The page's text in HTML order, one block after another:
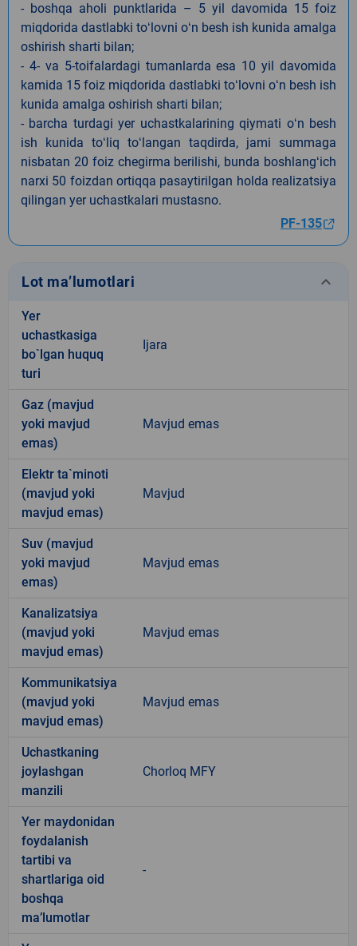
- boshqa aholi punktlarida – 5 yil davomida 15 foiz
miqdorida dastlabki toʻlovni oʻn besh ish kunida amalga
oshirish sharti bilan;
- 4- va 5-toifalardagi tumanlarda esa 10 yil davomida
kamida 15 foiz miqdorida dastlabki toʻlovni oʻn besh ish
kunida amalga oshirish sharti bilan;
- barcha turdagi yer uchastkalarining qiymati oʻn besh
ish kunida toʻliq toʻlangan taqdirda, jami summaga
nisbatan 20 foiz chegirma berilishi, bunda boshlangʻich
narxi 50 foizdan ortiqqa pasaytirilgan holda realizatsiya
qilingan yer uchastkalari mustasno.
PF-135
Lot ma’lumotlari keyboard_arrow_down
Yer
uchastkasiga
bo`lgan huquq
turi
Ijara
Gaz (mavjud
yoki mavjud
emas)
Mavjud emas
Elektr ta`minoti
(mavjud yoki
mavjud emas)
Mavjud
Suv (mavjud
yoki mavjud
emas)
Mavjud emas
Kanalizatsiya
(mavjud yoki
mavjud emas)
Mavjud emas
Kommunikatsiya
(mavjud yoki
mavjud emas)
Mavjud emas
Uchastkaning
joylashgan
manzili
Chorloq MFY
Yer maydonidan
foydalanish
tartibi va
shartlariga oid
boshqa
ma’lumotlar
-